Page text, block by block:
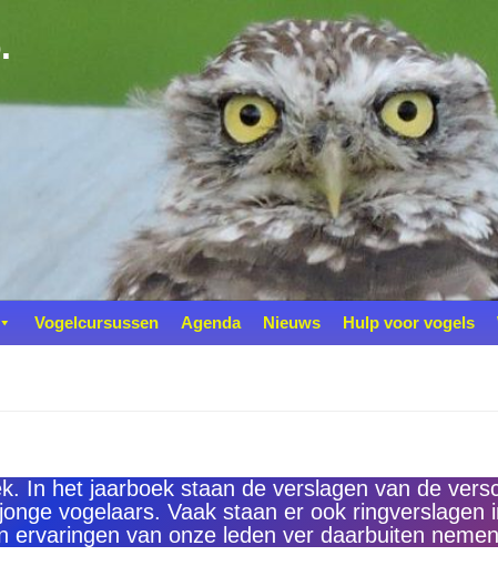
Vogelcursussen Agenda Nieuws Hulp voor vogels
In het jaarboek staan de verslagen van de
vogelaars. Vaak staan er ook
van onze leden ver daarbuiten